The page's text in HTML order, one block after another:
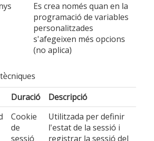
Es crea només quan en la
programació de variables
personalitzades
s'afegeixen més opcions
(no aplica)
Duració
Descripció
Cookie
de
sessió
Utilitzada per definir
l'estat de la sessió i
registrar la sessió del